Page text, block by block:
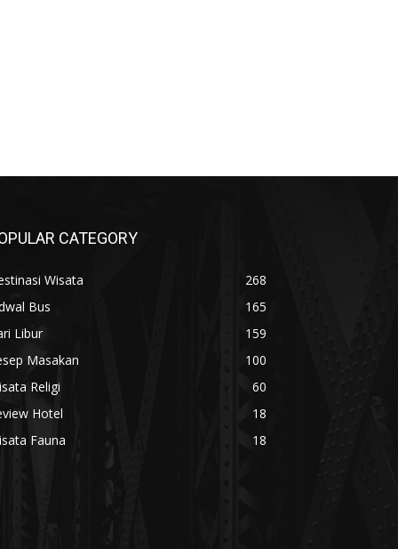
CATEGORY
Wisata
268
Bus
165
Libur
159
Masakan
100
Religi
60
Hotel
18
Fauna
18